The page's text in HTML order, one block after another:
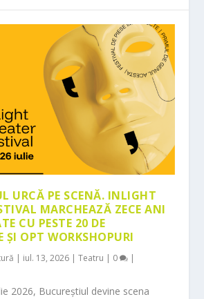
URCĂ PE SCENĂ. INLIGHT
MARCHEAZĂ ZECE ANI
CU PESTE 20 DE
ȘI OPT WORKSHOPURI
| iul. 13, 2026 |Teatru | 0 |
2026, Bucureștiul devine scena